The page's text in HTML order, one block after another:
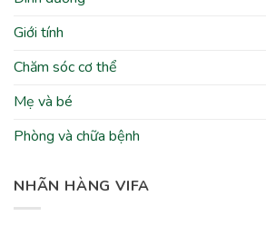
Giới tính
Chăm sóc cơ thể
Mẹ và bé
Phòng và chữa bệnh
NHÃN HÀNG VIFA